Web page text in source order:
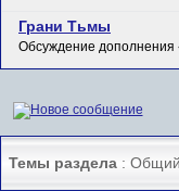
Грани Тьмы
Обсуждение дополнения
Темы раздела : Общий